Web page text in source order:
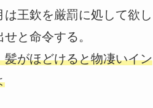
王欽を厳罰に処して欲し
と命令する。
がほどけると物凄いイン